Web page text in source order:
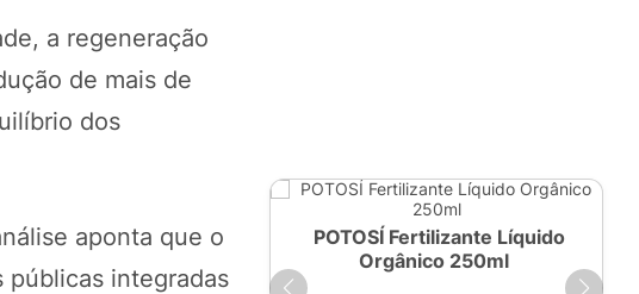
a regeneração
de mais de
dos
aponta que o
públicas integradas
Fertilizante Líquido
POTOSÍ Fertilizante Líquido
Orgânico 250ml